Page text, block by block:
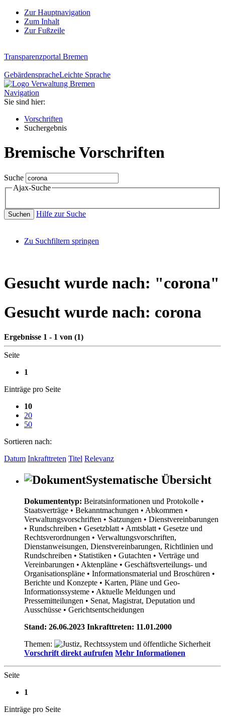
Zur Hauptnavigation
Zum Inhalt
Zur Fußzeile
Transparenzportal Bremen
GebärdenspracheLeichte Sprache
Navigation
Sie sind hier:
Vorschriften
Suchergebnis
Bremische Vorschriften
Suche
Ajax-Suche
Suchen Hilfe zur Suche
Zu Suchfiltern springen
Gesucht wurde nach: "corona"
Gesucht wurde nach: corona
Ergebnisse 1 - 1 von (1)
Seite
1
Einträge pro Seite
10
20
50
Sortieren nach:
Datum Inkrafttreten Titel Relevanz
Systematische Übersicht
Dokumententyp: Beiratsinformationen und Protokolle •
Staatsverträge • Bekanntmachungen • Abkommen •
Verwaltungsvorschriften • Satzungen • Dienstvereinbarungen
• Rundschreiben • Gesetzblatt • Amtsblatt • Gesetze und
Rechtsverordnungen • Verwaltungsvorschriften,
Dienstanweisungen, Dienstvereinbarungen, Richtlinien und
Rundschreiben • Statistiken • Gutachten • Verträge und
Vereinbarungen • Aktenpläne • Geschäftsverteilungs- und
Organisationspläne • Informationsmaterial und Broschüren •
Berichte und Konzepte • Karten, Pläne und Geo-
Informationssysteme • Aktuelle Meldungen und
Pressemitteilungen • Senat, Magistrat, Deputation und
Ausschüsse • Gerichtsentscheidungen
Stand: 26.06.2023 Inkrafttreten: 11.01.2000
Themen:
Vorschrift direkt aufrufen Mehr Informationen
Seite
1
Einträge pro Seite